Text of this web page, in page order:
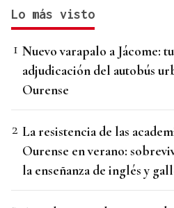
Lo más visto
Nuevo varapalo a Jácome:
adjudicación del autobús
Ourense
La resistencia de las
Ourense en verano:
la enseñanza de inglés y